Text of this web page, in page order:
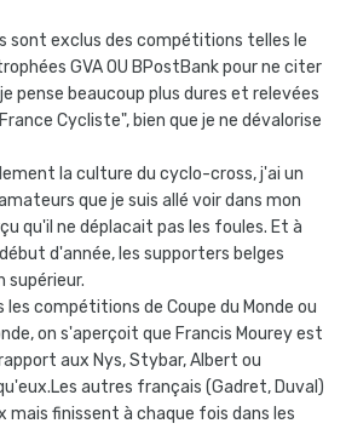
sont exclus des compétitions telles le
GVA OU BPostBank pour ne citer
pense beaucoup plus dures et relevées
Cycliste", bien que je ne dévalorise
la culture du cyclo-cross, j'ai un
que je suis allé voir dans mon
qu'il ne déplacait pas les foules. Et à
d'année, les supporters belges
supérieur.
les compétitions de Coupe du Monde ou
on s'aperçoit que Francis Mourey est
aux Nys, Stybar, Albert ou
autres français (Gadret, Duval)
finissent à chaque fois dans les